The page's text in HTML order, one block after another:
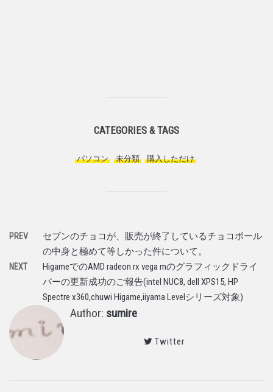
CATEGORIES & TAGS
パソコン 未分類 購入しただけ
PREV
セブンのチョコが、販売が終了しているチョコボール
の中身と極めて等しかった件について。
NEXT
HigameでのAMD radeon rx vega mのグラフィックドライ
バーの更新成功のご報告(intel NUC8, dell XPS15, HP
Spectre x360,chuwi Higame,iiyama Levelシリーズ対象)
Author: sumire
Twitter